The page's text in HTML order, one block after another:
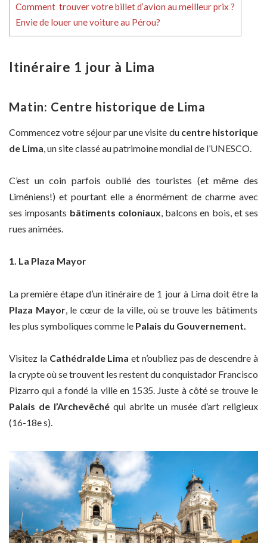
Comment trouver votre billet d’avion au meilleur prix ?
Envie de louer une voiture au Pérou?
Itinéraire 1 jour à Lima
Matin: Centre historique de Lima
Commencez votre séjour par une visite du centre historique
de Lima , un site classé au patrimoine mondial de l’UNESCO.
C’est un coin parfois oublié des touristes (et même des
Liméniens!) et pourtant elle a énormément de charme avec
ses imposants bâtiments coloniaux, balcons en bois, et ses
rues animées.
1. La Plaza Mayor
La première étape d’un itinéraire de 1 jour à Lima doit être la
Plaza Mayor, le cœur de la ville, où se trouve les bâtiments
les plus symboliques comme le Palais du Gouvernement.
Visitez la Cathédralde Lima et n’oubliez pas de descendre à
la crypte où se trouvent les restent du conquistador Francisco
Pizarro qui a fondé la ville en 1535. Juste à côté se trouve le
Palais de l’Archevêché qui abrite un musée d’art religieux
(16-18e s).